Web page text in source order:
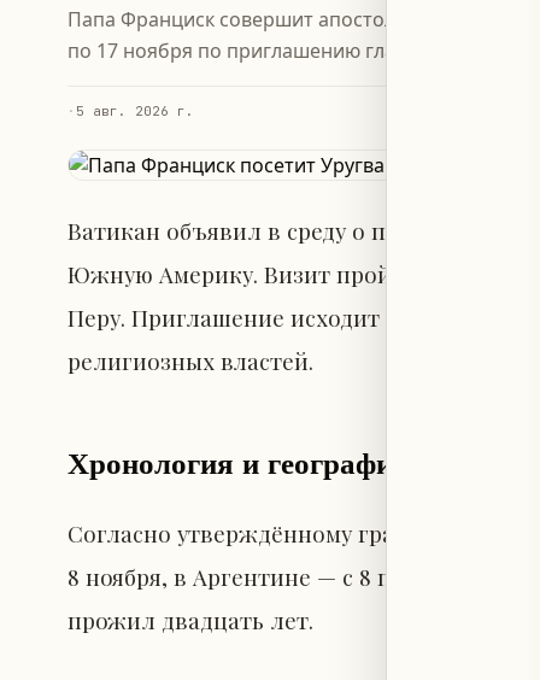
Папа Франциск совершит апостольскую поездку
по 17 ноября по приглашению глав государств и
· 5 авг. 2026 г.
Ватикан объявил в среду о предстоящей
Южную Америку. Визит пройдёт с 6 по 17
Перу. Приглашение исходит от глав этих
религиозных властей.
Хронология и география визита
Согласно утверждённому графику, Папа
8 ноября, в Аргентине — с 8 по 11 ноября,
прожил двадцать лет.